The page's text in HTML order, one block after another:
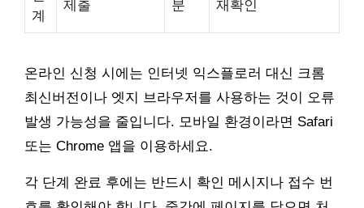
계
제출 분 재확인
온라인 신청 시에는 인터넷 익스플로러 대신 크롬
최신버전이나 엣지 브라우저를 사용하는 것이 오류
발생 가능성을 줄입니다. 모바일 환경이라면 Safari
또는 Chrome 앱을 이용하세요.
각 단계 완료 후에는 반드시 확인 메시지나 접수 번